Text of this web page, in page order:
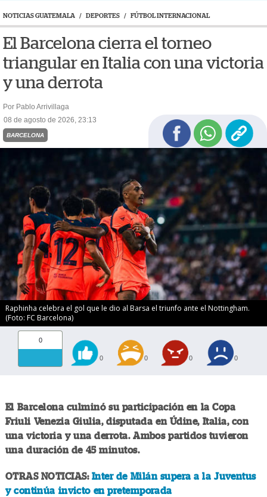
NOTICIAS GUATEMALA / DEPORTES / FÚTBOL INTERNACIONAL
El Barcelona cierra el torneo
triangular en Italia con una victoria
y una derrota
Por Pablo Arrivillaga
08 de agosto de 2026, 23:13
BARCELONA
Raphinha celebra el gol que le dio al Barsa el triunfo ante el Nottingham.
(Foto: FC Barcelona)
0
0 0 0 0
El Barcelona culminó su participación en la Copa
Friuli Venezia Giulia, disputada en Údine, Italia, con
una victoria y una derrota. Ambos partidos tuvieron
una duración de 45 minutos.
OTRAS NOTICIAS: Inter de Milán supera a la Juventus
y continúa invicto en pretemporada